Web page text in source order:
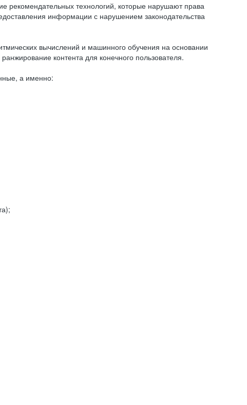
рекомендательных технологий, которые нарушают права
информации с нарушением законодательства
вычислений и машинного обучения на основании
контента для конечного пользователя.
а именно: